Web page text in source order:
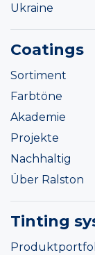
Ukraine
Coatings
Sortiment
Farbtöne
Akademie
Projekte
Nachhaltig
Über Ralston
Tinting